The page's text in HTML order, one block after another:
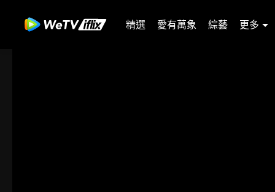
精選 愛有萬象 綜藝 更多